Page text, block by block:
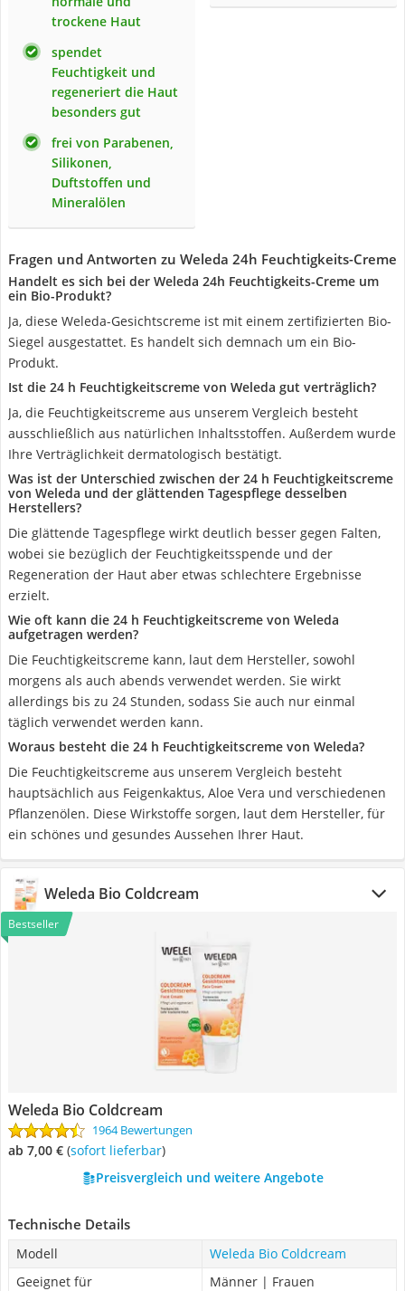
trockene Haut
spendet
Feuchtigkeit und
regeneriert die Haut
besonders gut
frei von Parabenen,
Silikonen,
Duftstoffen und
Mineralölen
Fragen und Antworten zu Weleda 24h Feuchtigkeits-Creme
Handelt es sich bei der Weleda 24h Feuchtigkeits-Creme um
ein Bio-Produkt?
Ja, diese Weleda-Gesichtscreme ist mit einem zertifizierten Bio-
Siegel ausgestattet. Es handelt sich demnach um ein Bio-
Produkt.
Ist die 24 h Feuchtigkeitscreme von Weleda gut verträglich?
Ja, die Feuchtigkeitscreme aus unserem Vergleich besteht
ausschließlich aus natürlichen Inhaltsstoffen. Außerdem wurde
Ihre Verträglichkeit dermatologisch bestätigt.
Was ist der Unterschied zwischen der 24 h Feuchtigkeitscreme
von Weleda und der glättenden Tagespflege desselben
Herstellers?
Die glättende Tagespflege wirkt deutlich besser gegen Falten,
wobei sie bezüglich der Feuchtigkeitsspende und der
Regeneration der Haut aber etwas schlechtere Ergebnisse
erzielt.
Wie oft kann die 24 h Feuchtigkeitscreme von Weleda
aufgetragen werden?
Die Feuchtigkeitscreme kann, laut dem Hersteller, sowohl
morgens als auch abends verwendet werden. Sie wirkt
allerdings bis zu 24 Stunden, sodass Sie auch nur einmal
täglich verwendet werden kann.
Woraus besteht die 24 h Feuchtigkeitscreme von Weleda?
Die Feuchtigkeitscreme aus unserem Vergleich besteht
hauptsächlich aus Feigenkaktus, Aloe Vera und verschiedenen
Pflanzenölen. Diese Wirkstoffe sorgen, laut dem Hersteller, für
ein schönes und gesundes Aussehen Ihrer Haut.
Weleda Bio Coldcream
Bestseller
Weleda Bio Coldcream
1964 Bewertungen
ab 7,00 € ( Sofort lieferbar)
Preisvergleich und weitere Angebote
Technische Details
Modell
Weleda Bio Coldcream
Geeignet für
Männer | Frauen